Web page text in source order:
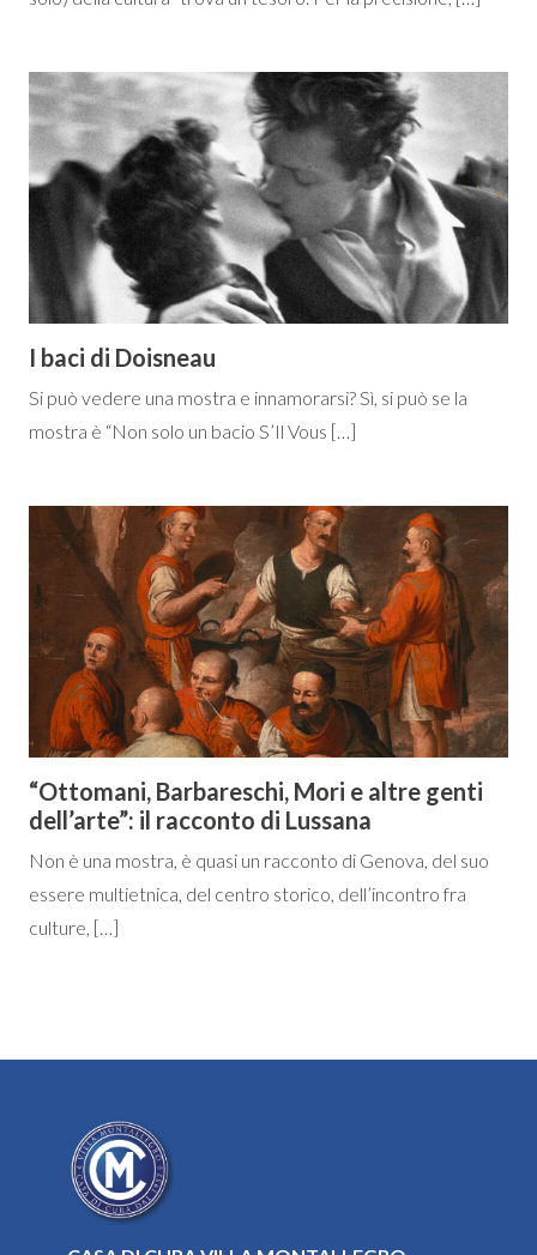
I baci di Doisneau
Si può vedere una mostra e innamorarsi? Sì, si può se la
mostra è “Non solo un bacio S’Il Vous […]
“Ottomani, Barbareschi, Mori e altre genti
dell’arte”: il racconto di Lussana
Non è una mostra, è quasi un racconto di Genova, del suo
essere multietnica, del centro storico, dell’incontro fra
culture, […]